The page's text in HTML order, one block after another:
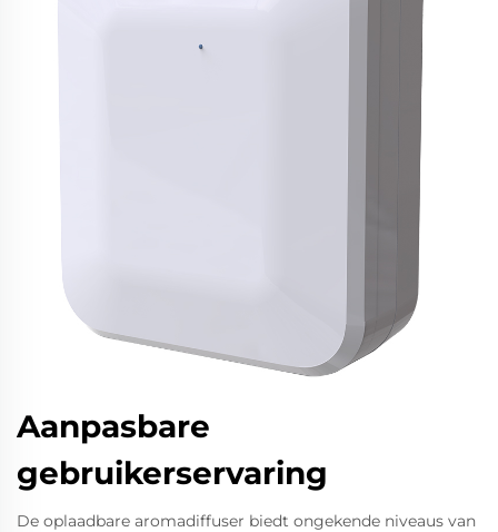
Aanpasbare
gebruikerservaring
De oplaadbare aromadiffuser biedt ongekende niveaus van